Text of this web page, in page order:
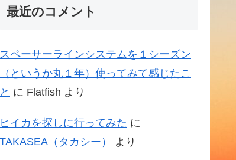
最近のコメント
スペーサーラインシステムを１シーズン
（というか丸１年）使ってみて感じたこ
と に Flatfish より
ヒイカを探しに行ってみた に
TAKASEA（タカシー）
より